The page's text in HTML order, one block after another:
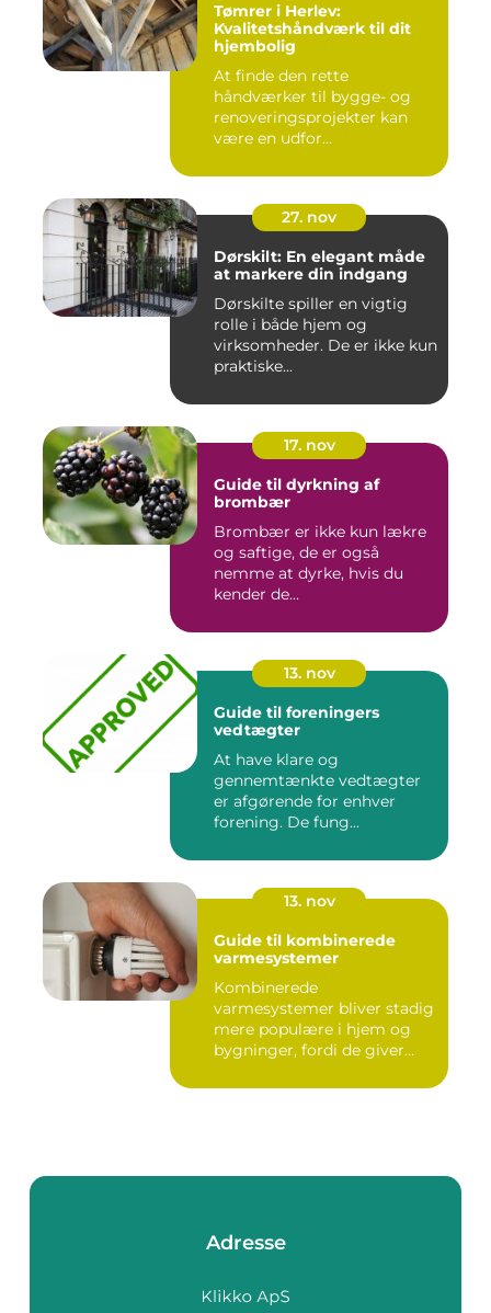
Tømrer i Herlev:
Kvalitetshåndværk til dit
hjembolig
At finde den rette
håndværker til bygge- og
renoveringsprojekter kan
være en udfor...
27. nov
Dørskilt: En elegant måde
at markere din indgang
Dørskilte spiller en vigtig
rolle i både hjem og
virksomheder. De er ikke kun
praktiske...
17. nov
Guide til dyrkning af
brombær
Brombær er ikke kun lækre
og saftige, de er også
nemme at dyrke, hvis du
kender de...
13. nov
Guide til foreningers
vedtægter
At have klare og
gennemtænkte vedtægter
er afgørende for enhver
forening. De fung...
13. nov
Guide til kombinerede
varmesystemer
Kombinerede
varmesystemer bliver stadig
mere populære i hjem og
bygninger, fordi de giver
Adresse